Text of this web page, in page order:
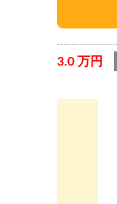
3.0 万円